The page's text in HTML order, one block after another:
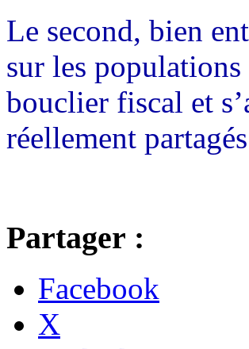
Le second, bien
sur les
bouclier fiscal et
réellement
Partager :
Facebook
X